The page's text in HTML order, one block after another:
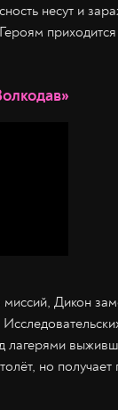
несут и
Дикон
лагерями
но